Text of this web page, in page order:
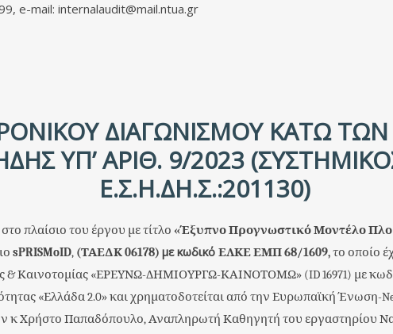
e-mail:
ΔΙΑΓΩΝΙΣΜΟΥ ΚΑΤΩ
ΥΠ’ ΑΡΙΘ. 9/2023
Ε.Σ.Η.ΔΗ.Σ.:201130)
πλαίσιο του έργου με τίτλο «Έξυπνο Προγνωστικό Μοντέλο
sPRISMoID, (ΤΑΕΔΚ 06178) με κωδικό ΕΛΚΕ ΕΜΠ68/1609,το οποίο
& Καινοτομίας «ΕΡΕΥΝΩ-ΔΗΜΙΟΥΡΓΩ-ΚΑΙΝΟΤΟΜΩ» (ID16971) με
«Ελλάδα 2.0» και χρηματοδοτείται από την Ευρωπαϊκή Ένωση-
κ Χρήστο Παπαδόπουλο, Αναπληρωτή Καθηγητή του εργαστηρίου